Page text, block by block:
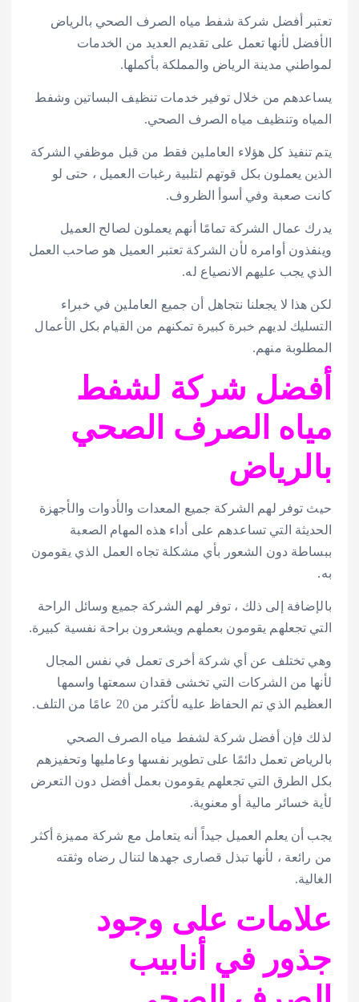
تعتبر أفضل شركة شفط مياه الصرف الصحي بالرياض
الأفضل لأنها تعمل على تقديم العديد من الخدمات
لمواطني مدينة الرياض والمملكة بأكملها.
يساعدهم من خلال توفير خدمات تنظيف البساتين وشفط
المياه وتنظيف مياه الصرف الصحي.
يتم تنفيذ كل هؤلاء العاملين فقط من قبل موظفي الشركة
الذين يعملون بكل قوتهم لتلبية رغبات العميل ، حتى لو
كانت صعبة وفي أسوأ الظروف.
يدرك عمال الشركة تمامًا أنهم يعملون لصالح العميل
وينفذون أوامره لأن الشركة تعتبر العميل هو صاحب العمل
الذي يجب عليهم الانصياع له.
لكن هذا لا يجعلنا نتجاهل أن جميع العاملين في خبراء
التسليك لديهم خبرة كبيرة تمكنهم من القيام بكل الأعمال
المطلوبة منهم.
أفضل شركة لشفط
مياه الصرف الصحي
بالرياض
حيث توفر لهم الشركة جميع المعدات والأدوات والأجهزة
الحديثة التي تساعدهم على أداء هذه المهام الصعبة
ببساطة دون الشعور بأي مشكلة تجاه العمل الذي يقومون
به.
بالإضافة إلى ذلك ، توفر لهم الشركة جميع وسائل الراحة
التي تجعلهم يقومون بعملهم ويشعرون براحة نفسية كبيرة.
وهي تختلف عن أي شركة أخرى تعمل في نفس المجال
لأنها من الشركات التي تخشى فقدان سمعتها واسمها
العظيم الذي تم الحفاظ عليه لأكثر من 20 عامًا من التلف.
لذلك فإن أفضل شركة لشفط مياه الصرف الصحي
بالرياض تعمل دائمًا على تطوير نفسها وعامليها وتحفيزهم
بكل الطرق التي تجعلهم يقومون بعمل أفضل دون التعرض
لأية خسائر مالية أو معنوية.
يجب أن يعلم العميل جيداً أنه يتعامل مع شركة مميزة أكثر
من رائعة ، لأنها تبذل قصارى جهدها لتنال رضاه وثقته
الغالية.
علامات على وجود
جذور في أنابيب